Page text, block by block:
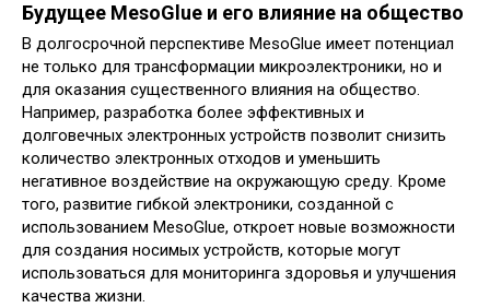
Будущее MesoGlue и его влияние на общество
В долгосрочной перспективе MesoGlue имеет потенциал
не только для трансформации микроэлектроники, но и
для оказания существенного влияния на общество.
Например, разработка более эффективных и
долговечных электронных устройств позволит снизить
количество электронных отходов и уменьшить
негативное воздействие на окружающую среду. Кроме
того, развитие гибкой электроники, созданной с
использованием MesoGlue, откроет новые возможности
для создания носимых устройств, которые могут
использоваться для мониторинга здоровья и улучшения
качества жизни.